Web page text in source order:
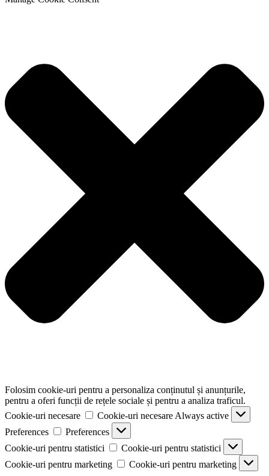
Folosim cookie-uri pentru a personaliza conținutul și anunțurile,
pentru a oferi funcții de rețele sociale și pentru a analiza traficul.
Cookie-uri necesare
Cookie-uri necesare Always active
Preferences
Preferences
Cookie-uri pentru statistici
Cookie-uri pentru statistici
Cookie-uri pentru marketing
Cookie-uri pentru marketing